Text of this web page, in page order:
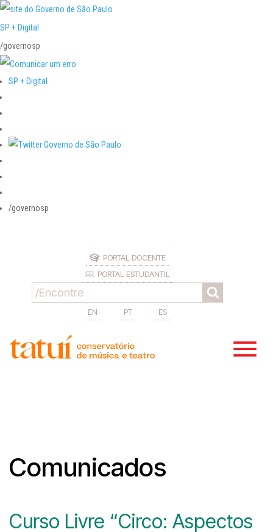
SP + Digital
/governosp
SP + Digital
/governosp
PORTAL DOCENTE
PORTAL ESTUDANTIL
EN PT ES
Comunicados
Curso Livre “Circo: Aspectos